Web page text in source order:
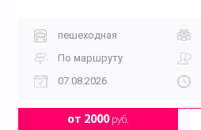
пешеходная
По маршруту
07.08.2026
от 2000руб.